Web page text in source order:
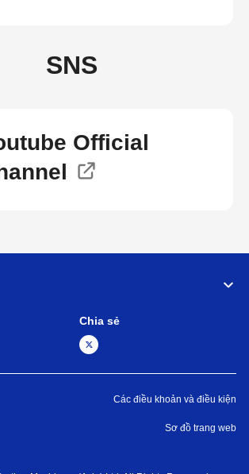
SNS
Official
Chia sẻ
Các điều khoản và điều kiện
Sơ đồ trang web